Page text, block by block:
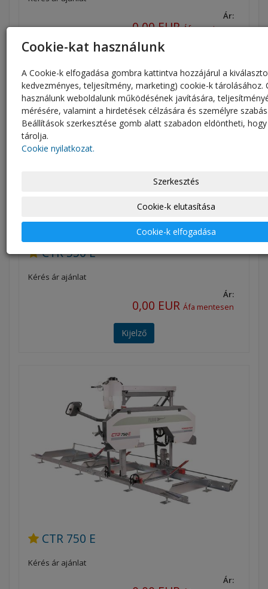
Ár:
0,00 EURÁfa mentesen
Kijelző
CTR 550 E
Kérés ár ajánlat
Ár:
0,00 EUR Áfa mentesen
Kijelző
CTR 750 E
Kérés ár ajánlat
Ár:
Cookie-kat használunk
A Cookie-k elfogadása gombra kattintva hozzájárul a
kedvezményes, teljesítmény, marketing) cookie-k tárolásához.
használunk weboldalunk működésének javítására,
mérésére, valamint a hirdetések célzására és személyre
Beállítások szerkesztése gomb alatt szabadon eldöntheti,
tárolja.
Cookie nyilatkozat.
Szerkesztés
Cookie-k elutasítása
Cookie-k elfogadása